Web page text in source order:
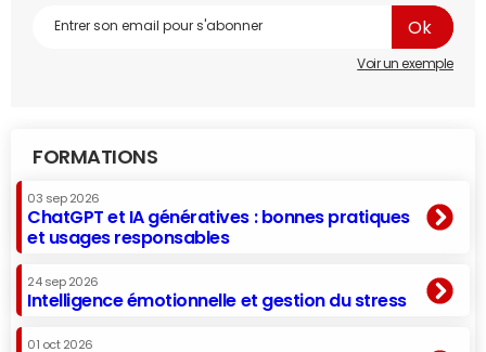
Voir un exemple
FORMATIONS
03 sep 2026
ChatGPT et IA génératives : bonnes pratiques
et usages responsables
24 sep 2026
Intelligence émotionnelle et gestion du stress
01 oct 2026